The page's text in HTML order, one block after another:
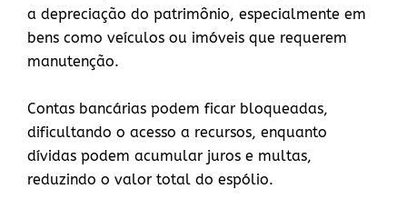
a depreciação do patrimônio, especialmente em
bens como veículos ou imóveis que requerem
manutenção.
Contas bancárias podem ficar bloqueadas,
dificultando o acesso a recursos, enquanto
dívidas podem acumular juros e multas,
reduzindo o valor total do espólio.